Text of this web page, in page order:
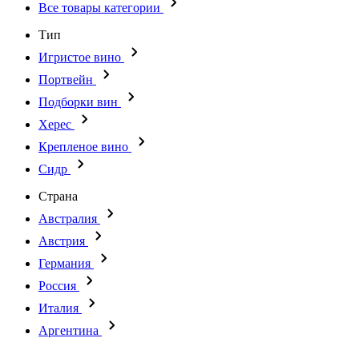
Все товары категории
Тип
Игристое вино
Портвейн
Подборки вин
Херес
Крепленое вино
Сидр
Страна
Австралия
Австрия
Германия
Россия
Италия
Аргентина